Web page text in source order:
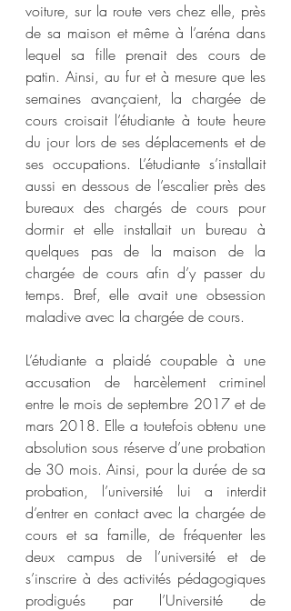
voiture, sur la route vers chez elle, près
de sa maison et même à l’aréna dans
lequel sa fille prenait des cours de
patin. Ainsi, au fur et à mesure que les
semaines avançaient, la chargée de
cours croisait l’étudiante à toute heure
du jour lors de ses déplacements et de
ses occupations. L’étudiante s’installait
aussi en dessous de l’escalier près des
bureaux des chargés de cours pour
dormir et elle installait un bureau à
quelques pas de la maison de la
chargée de cours afin d’y passer du
temps. Bref, elle avait une obsession
maladive avec la chargée de cours.
L’étudiante a plaidé coupable à une
accusation de harcèlement criminel
entre le mois de septembre 2017 et de
mars 2018. Elle a toutefois obtenu une
absolution sous réserve d’une probation
de 30 mois. Ainsi, pour la durée de sa
probation, l’université lui a interdit
d’entrer en contact avec la chargée de
cours et sa famille, de fréquenter les
deux campus de l’université et de
s’inscrire à des activités pédagogiques
prodigués par l’Université de